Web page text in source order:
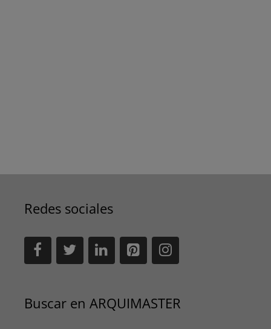
Redes sociales
Buscar en ARQUIMASTER